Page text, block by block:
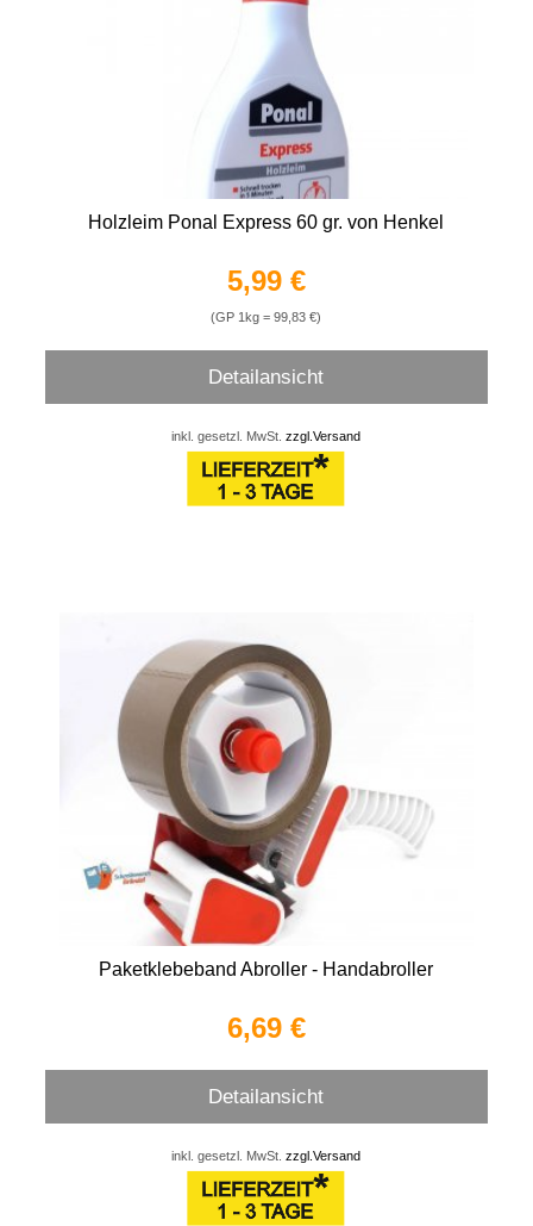
Holzleim Ponal Express 60 gr. von Henkel
5,99 €
(GP 1kg = 99,83 €)
Detailansicht
inkl. gesetzl. MwSt.zzgl.Versand
Paketklebeband Abroller - Handabroller
6,69 €
Detailansicht
inkl. gesetzl. MwSt.zzgl.Versand